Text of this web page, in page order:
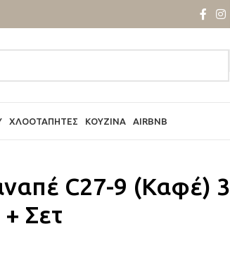
ΧΛΟΟΤΆΠΗΤΕΣ ΚΟΥΖΊΝΑ AIRBNB
C27-9 (Καφέ) 3
Σετ